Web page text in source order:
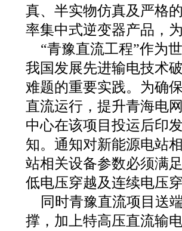
真、半实物仿真及严格
率集中式逆变器产品，
“青豫直流工程”作为
我国发展先进输电技术
难题的重要实践。为确
直流运行，提升青海电
中心在该项目投运后印
知。通知对新能源电站
站相关设备参数必须满
低电压穿越及连续电压穿
同时青豫直流项目送
撑，加上特高压直流输